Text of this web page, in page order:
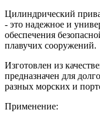
Цилиндрический
- это надежное и
обеспечения
плавучих сооружений.
Изготовлен из
предназначен для
разных морских и
Применение: